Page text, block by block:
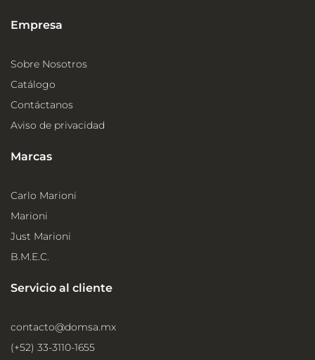
Empresa
Sobre Nosotros
Catálogo
Contáctanos
Aviso de privacidad
Marcas
Carlo Marioni
Marioni
Just Marioni
B.M.E.C.
Servicio al cliente
contacto@domsa.mx
(+52) 33-3110-1655